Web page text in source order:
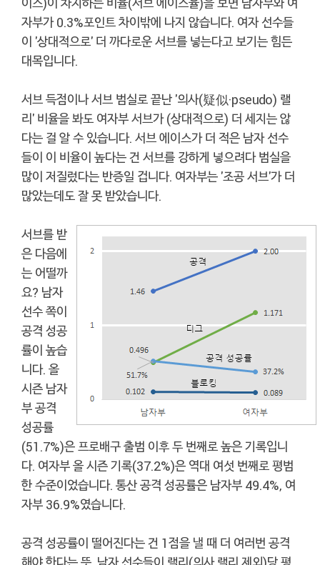
자부가 0.3%포인트 차이밖에 나지 않습니다. 여자 선수들
이 '상대적으로' 더 까다로운 서브를 넣는다고 보기는 힘든
대목입니다.
서브 득점이나 서브 범실로 끝난 '의사(疑似·pseudo) 랠
리' 비율을 봐도 여자부 서브가 (상대적으로) 더 세지는 않
다는 걸 알 수 있습니다. 서브 에이스가 더 적은 남자 선수
들이 이 비율이 높다는 건 서브를 강하게 넣으려다 범실을
많이 저질렀다는 반증일 겁니다. 여자부는 '조공 서브'가 더
많았는데도 잘 못 받았습니다.
서브를 받
은 다음에
는 어떨까
요? 남자
선수 쪽이
공격 성공
률이 높습
니다. 올
시즌 남자
부 공격
성공률
(51.7%)은 프로배구 출범 이후 두 번째로 높은 기록입니
다. 여자부 올 시즌 기록(37.2%)은 역대 여섯 번째로 평범
한 수준이었습니다. 통산 공격 성공률은 남자부 49.4%, 여
자부 36.9%였습니다.
공격 성공률이 떨어진다는 건 1점을 낼 때 더 여러번 공격